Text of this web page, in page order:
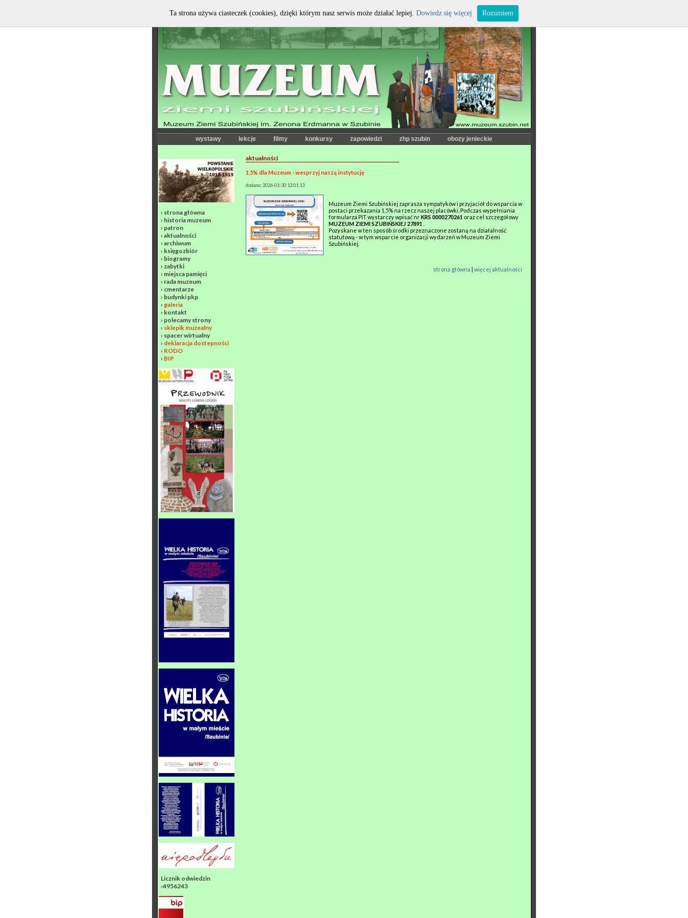
kontrast: czcionka:
wystawy lekcje filmy konkursy zapowiedzi zhp szubin obozy jenieckie
› strona główna
› historia muzeum
› patron
› aktualności
› archiwum
› księgozbiór
› biogramy
› zabytki
› miejsca pamięci
› rada muzeum
› cmentarze
› budynki pkp
› galeria
› kontakt
› polecamy strony
› sklepik muzealny
› spacer wirtualny
› deklaracja dostepności
› RODO
› BIP
Licznik odwiedzin
›4956243
aktualności
1,5% dla Muzeum - wesprzyj naszą instytucję
dodano: 2026-01-30 12:01:13
Muzeum Ziemi Szubińskiej zaprasza sympatyków i przyjaciół do wsparcia w
postaci przekazania 1,5% na rzecz naszej placówki. Podczas wypełniania
formularza PIT wystarczy wpisać nrKRS 0000270261 oraz cel szczegółowy
MUZEUM ZIEMI SZUBIŃSKIEJ 27891
Pozyskane w ten sposób środki przeznaczone zostaną na działalność
statutową - w tym wsparcie organizacji wydarzeń w Muzeum Ziemi
Szubińskiej.
strona główna | więcej aktualności
Ta strona używa ciasteczek (cookies), dzięki którym nasz serwis może działać lepiej. Dowiedz się więcej Rozumiem